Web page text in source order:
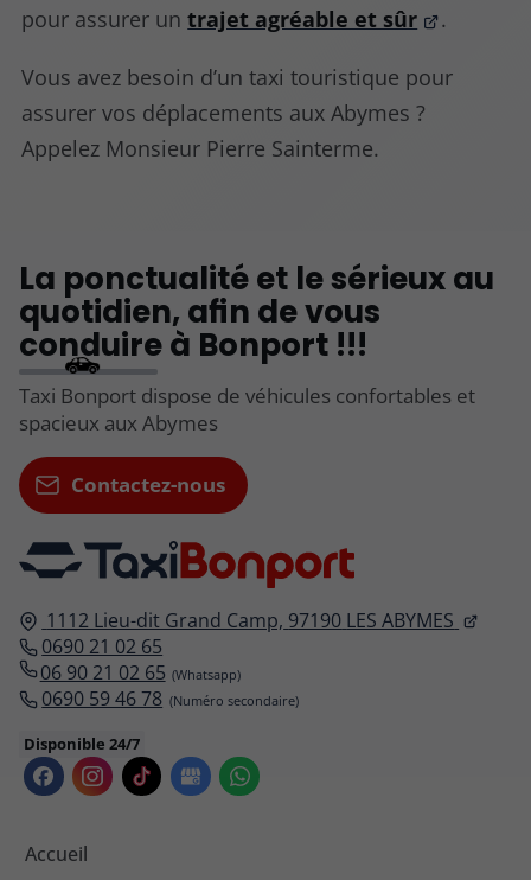
pour assurer untrajet agréable et sûr .
Vous avez besoin d’un taxi touristique pour
assurer vos déplacements aux Abymes ?
Appelez Monsieur Pierre Sainterme.
1112 Lieu-dit Grand Camp, 97190 LES ABYMES
0690 21 02 65
06 90 21 02 65
0690 59 46 78
Disponible 24/7
Accueil
La ponctualité et le sérieux au
quotidien, afin de vous
conduire à Bonport !!!
Taxi Bonport dispose de véhicules confortables et
spacieux aux Abymes
Contactez-nous